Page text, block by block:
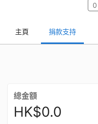
0
主頁 捐款支持
總金額
HK$0.0